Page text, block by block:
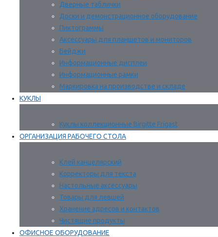
Дверные таблички
Доски и демонстрационное оборудование
Пиктограммы
Аксессуары для планшетов и мониторов
Бейджи
Информационные дисплеи
Информационные рамки
Маркировка на производстве и складе
КУКЛЫ
Куклы коллекционные Birgitte Frigast
ОРГАНИЗАЦИЯ РАБОЧЕГО СТОЛА
Клей канцелярский
Корректоры для текста
Настольные аксессуары
Товары для левшей
Хранение адресов и контактов
Чистящие продукты
ОФИСНОЕ ОБОРУДОВАНИЕ